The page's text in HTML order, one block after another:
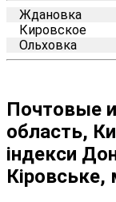
Ждановка
Кировское
Ольховка
Почтовые
область,
індекси
Кіровське,